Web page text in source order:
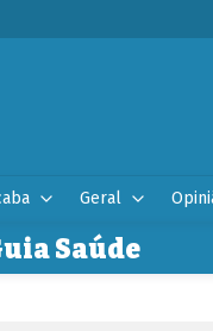
Geral
Saúde